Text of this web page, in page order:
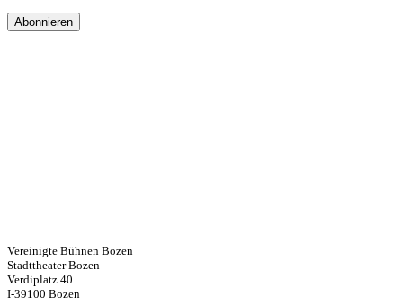
Vereinigte Bühnen Bozen
Stadttheater Bozen
Verdiplatz 40
I-39100 Bozen